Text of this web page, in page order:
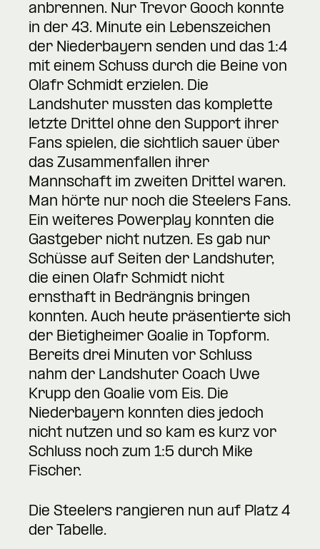
anbrennen. Nur Trevor Gooch konnte
in der 43. Minute ein Lebenszeichen
der Niederbayern senden und das 1:4
mit einem Schuss durch die Beine von
Olafr Schmidt erzielen. Die
Landshuter mussten das komplette
letzte Drittel ohne den Support ihrer
Fans spielen, die sichtlich sauer über
das Zusammenfallen ihrer
Mannschaft im zweiten Drittel waren.
Man hörte nur noch die Steelers Fans.
Ein weiteres Powerplay konnten die
Gastgeber nicht nutzen. Es gab nur
Schüsse auf Seiten der Landshuter,
die einen Olafr Schmidt nicht
ernsthaft in Bedrängnis bringen
konnten. Auch heute präsentierte sich
der Bietigheimer Goalie in Topform.
Bereits drei Minuten vor Schluss
nahm der Landshuter Coach Uwe
Krupp den Goalie vom Eis. Die
Niederbayern konnten dies jedoch
nicht nutzen und so kam es kurz vor
Schluss noch zum 1:5 durch Mike
Fischer.
Die Steelers rangieren nun auf Platz 4
der Tabelle.